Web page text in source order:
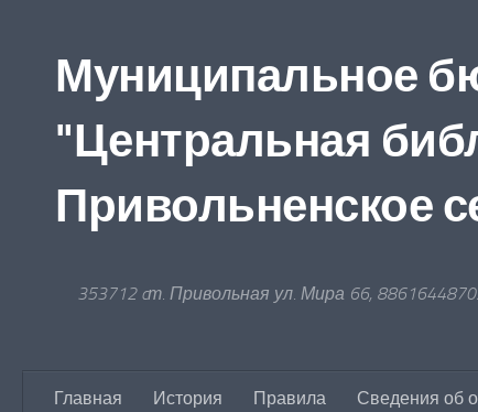
Муниципальное
"Центральная
Привольненское
353712 cт. Привольная ул. Мира 66,
Главная История Правила Сведения об